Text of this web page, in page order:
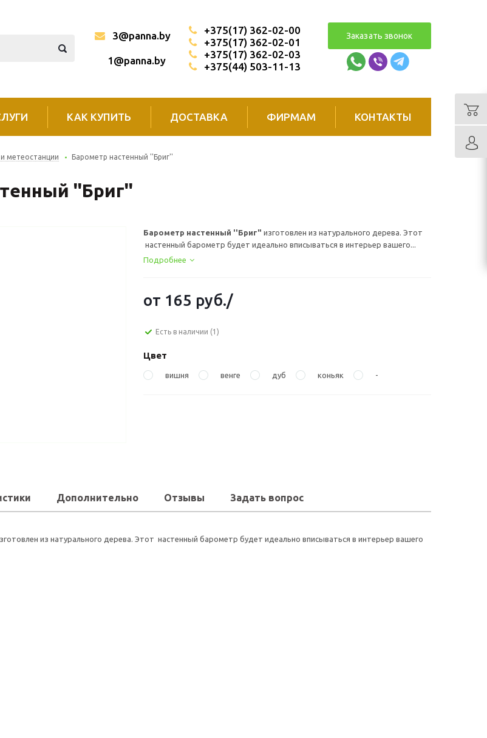
3@panna.by
1@panna.by
+375(17) 362-02-00
+375(17) 362-02-01
+375(17) 362-02-03
+375(44) 503-11-13
Заказать звонок
КАК КУПИТЬ ДОСТАВКА ФИРМАМ КОНТАКТЫ
метеостанции Барометр настенный ''Бриг''
''Бриг''
Барометр настенный ''Бриг" изготовлен из натурального дерева. Этот
настенный барометр будет идеально вписываться в интерьер вашего...
Подробнее
от 165 руб./
Есть в наличии (1)
Цвет
вишня венге дуб коньяк -
Дополнительно Отзывы Задать вопрос
из натурального дерева. Этот настенный барометр будет идеально вписываться в интерьер вашего